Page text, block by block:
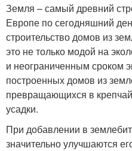
Земля – самый древний
Европе по сегодняшний
строительство домов из
это не только модой на
и неограниченным сроком
построенных домов из
превращающихся в
усадки.
При добавлении в
значительно улучшаются